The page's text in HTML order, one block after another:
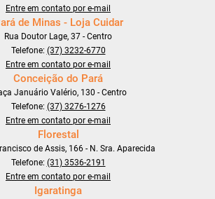
Entre em contato por e-mail
de Minas - Loja Cuidar
Rua Doutor Lage, 37 - Centro
Telefone: (37) 3232-6770
Entre em contato por e-mail
Conceição do Pará
Januário Valério, 130 - Centro
Telefone: (37) 3276-1276
Entre em contato por e-mail
Florestal
de Assis, 166 - N. Sra. Aparecida
Telefone: (31) 3536-2191
Entre em contato por e-mail
Igaratinga